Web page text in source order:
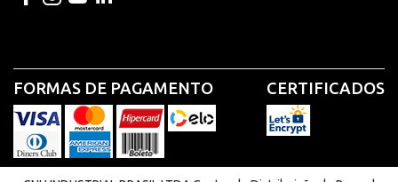
FORMAS DE PAGAMENTO CERTIFICADOS